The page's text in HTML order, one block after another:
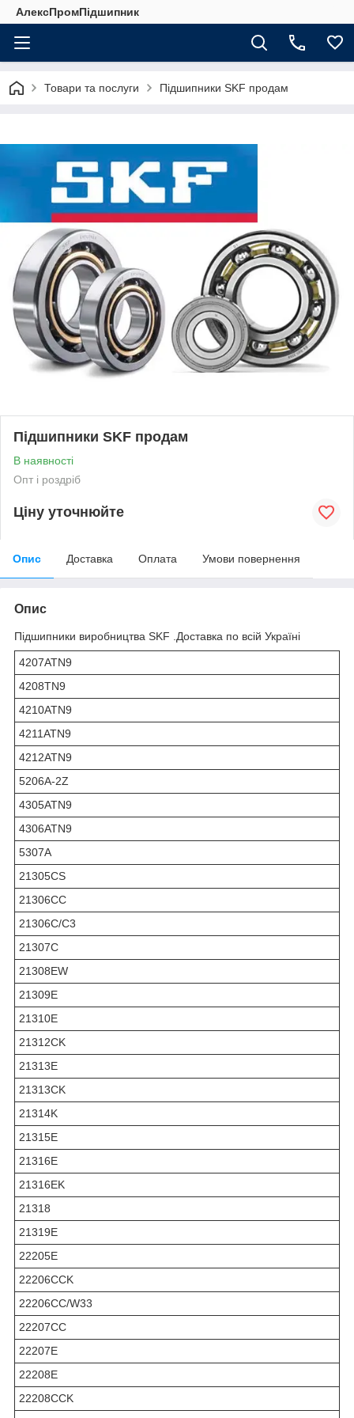
АлексПромПідшипник
Товари та послуги Підшипники SKF продам
Підшипники SKF продам
В наявності
Опт і роздріб
Ціну уточнюйте
Опис Доставка Оплата Умови повернення
Опис
Підшипники виробництва SKF .Доставка по всій Україні
4207ATN9
4208TN9
4210ATN9
4211ATN9
4212ATN9
5206A-2Z
4305ATN9
4306ATN9
5307A
21305CS
21306СС
21306С/С3
21307С
21308EW
21309E
21310Е
21312CK
21313E
21313CK
21314K
21315E
21316E
21316EK
21318
21319E
22205E
22206CCK
22206CC/W33
22207CC
22207E
22208Е
22208CCK